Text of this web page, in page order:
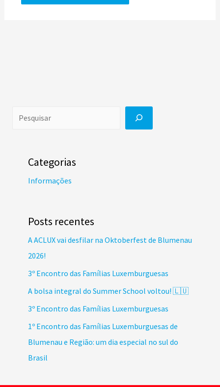
Categorias
Informações
Posts recentes
A ACLUX vai desfilar na Oktoberfest de Blumenau
2026!
3º Encontro das Famílias Luxemburguesas
A bolsa integral do Summer School voltou! 🇱🇺
3º Encontro das Famílias Luxemburguesas
1º Encontro das Famílias Luxemburguesas de
Blumenau e Região: um dia especial no sul do
Brasil